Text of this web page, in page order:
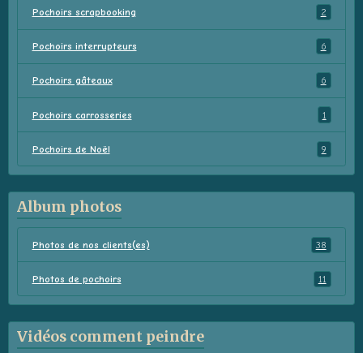
Pochoirs scrapbooking 2
Pochoirs interrupteurs 6
Pochoirs gâteaux 6
Pochoirs carrosseries 1
Pochoirs de Noël 9
Album photos
Photos de nos clients(es) 38
Photos de pochoirs 11
Vidéos comment peindre